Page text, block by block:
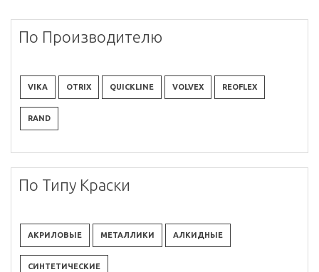
По Производителю
VIKA OTRIX QUICKLINE VOLVEX REOFLEX
RAND
По Типу Краски
АКРИЛОВЫЕ МЕТАЛЛИКИ АЛКИДНЫЕ
СИНТЕТИЧЕСКИЕ